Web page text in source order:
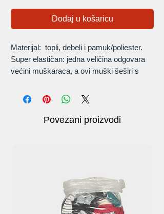
Dodaj u košaricu
Materijal: topli, debeli i pamuk/poliester.
Super elastičan: jedna veličina odgovara
većini muškaraca, a ovi muški šeširi s
pristajali.
Povezani proizvodi